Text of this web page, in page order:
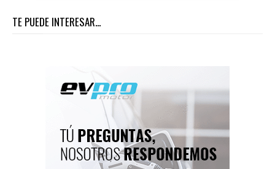
TE PUEDE INTERESAR...